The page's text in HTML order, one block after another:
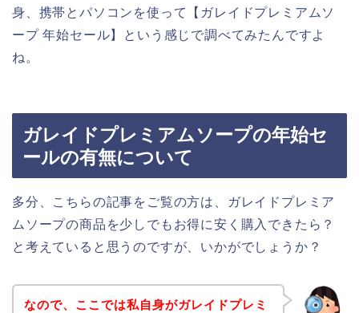
身、携帯とパソコンを使って【ガレイドプレミアムソ
ープ 年始セール】という感じで調べてみたんですよ
ね。
ガレイドプレミアムソープの年始セ
ールの有無について
多分、こちらの記事をご覧の方は、ガレイドプレミア
ムソープの商品を少しでもお得に安く購入できたら？
と考えていると思うのですが、いかがでしょうか？
なので、ここでは私自身がガレイドプレミ